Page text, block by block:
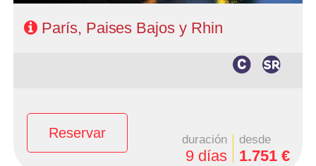
París, Paises Bajos y Rhin
Reservar duración
9 días
desde
1.751 €